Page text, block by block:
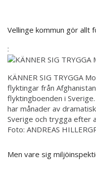
Vellinge kommun gör allt
:
KÄNNER SIG TRYGGA
flyktingar från
flyktingboenden i
har månader av
Sverige och trygga efter
Foto: ANDREAS
Men vare sig